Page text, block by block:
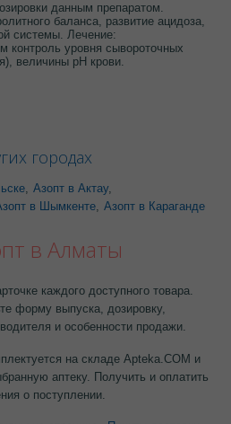
данным препаратом.
баланса, развитие ацидоза,
системы. Лечение:
контроль уровня сывороточных
величины рН крови.
городах
, Азопт в Актау,
в Шымкенте, Азопт в Караганде
в Алматы
каждого доступного товара.
форму выпуска, дозировку,
и особенности продажи.
на складе Apteka.COM и
аптеку. Получить и оплатить
о поступлении.